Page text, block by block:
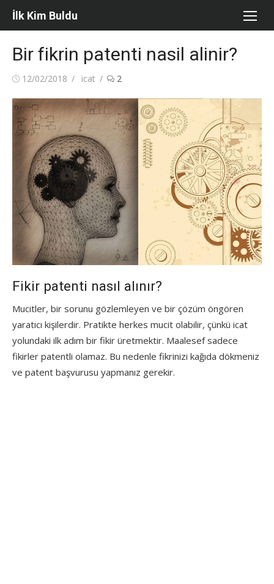
Skip
İlk Kim Buldu
Bir fikrin patenti nasil alinir?
Posted
12/02/2018 Author
icat 2
Fikir patenti nasıl alınır?
Mucitler, bir sorunu gözlemleyen ve bir çözüm öngören
yaratıcı kişilerdir. Pratikte herkes mucit olabilir, çünkü icat
yolundaki ilk adım bir fikir üretmektir. Maalesef sadece
fikirler patentli olamaz. Bu nedenle fikrinizi kağıda dökmeniz
ve patent başvurusu yapmanız gerekir.